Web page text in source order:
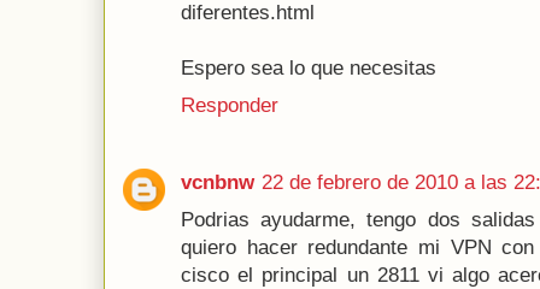
diferentes.html
Espero sea lo que necesitas
Responder
vcnbnw 22 de febrero de 2010 a las
Podrias ayudarme, tengo dos
quiero hacer redundante mi VPN
cisco el principal un 2811 vi algo